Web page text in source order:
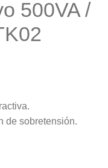
500VA /
de sobretensión.